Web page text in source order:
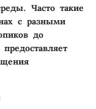
Часто такие
с разными
до